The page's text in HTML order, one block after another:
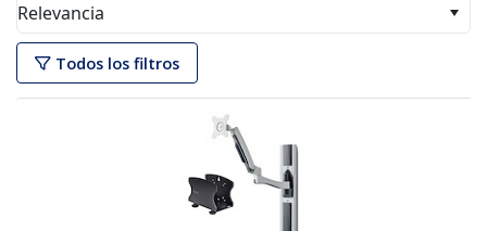
Relevancia
Todos los filtros